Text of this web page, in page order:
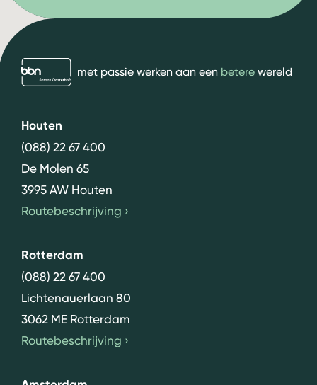
bbn adviseursmet passie werken aan een beterewereld
Houten
(088) 22 67 400
De Molen 65
3995 AW Houten
Routebeschrijving ›
Rotterdam
(088) 22 67 400
Lichtenauerlaan 80
3062 ME Rotterdam
Routebeschrijving ›